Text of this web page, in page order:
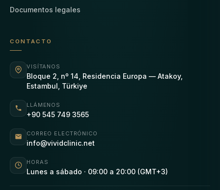
Documentos legales
CONTACTO
VISÍTANOS
Bloque 2, nº 14, Residencia Europa — Atakoy,
Estambul, Türkiye
LLÁMENOS
+90 545 749 3565
CORREO ELECTRÓNICO
info@vividclinic.net
HORAS
Lunes a sábado · 09:00 a 20:00 (GMT+3)